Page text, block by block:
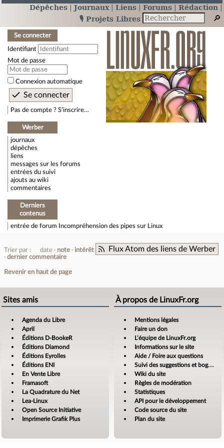
Dépêches Journaux Liens Forums
Rédaction
🎙️ Projets Libres
Se connecter
Identifiant
Mot de passe
Connexion automatique
Pas de compte ? S’inscrire…
Werber
journaux
dépêches
liens
messages sur les forums
entrées du suivi
ajouts au wiki
commentaires
Derniers
contenus
entrée de forum Incompréhension des pipes sur Linux
Flux Atom des liens de Werber
Trier par : date note
intérêt
dernier commentaire
Revenir en haut de page
Sites amis
Agenda du Libre
April
Éditions D-BookeR
Éditions Diamond
Éditions Eyrolles
Éditions ENI
En Vente Libre
Framasoft
La Quadrature du Net
Lea-Linux
Open Source Initiative
Imprimerie Grafik Plus
À propos de LinuxFr.org
Mentions légales
Faire un don
L’équipe de LinuxFr.org
Informations sur le site
Aide / Foire aux questions
Suivi des suggestions et bogues
Wiki du site
Règles de modération
Statistiques
API pour le développement
Code source du site
Plan du site